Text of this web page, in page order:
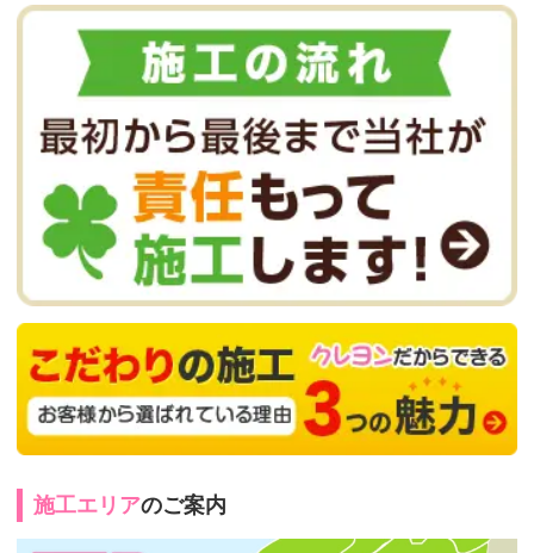
施工エリアのご案内